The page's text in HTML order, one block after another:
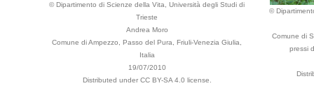
© Dipartimento di Scienze della Vita, Università degli Studi di
Trieste
Andrea Moro
Comune di Ampezzo, Passo del Pura, Friuli-Venezia Giulia,
Italia
19/07/2010
Distributed under CC BY-SA 4.0 license.
©
Comune di
pressi